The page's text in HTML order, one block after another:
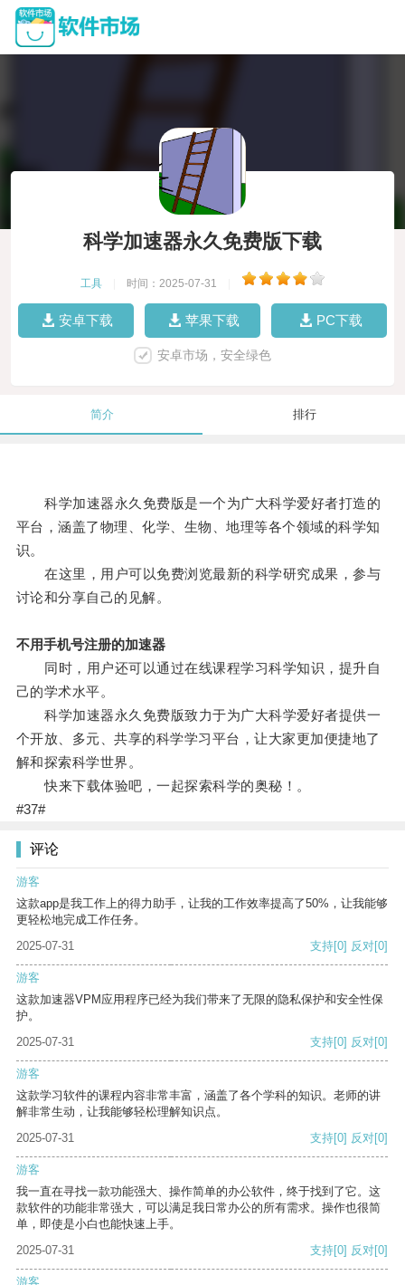
科学加速器永久免费版下载
工具 时间：2025-07-31
安卓下载 苹果下载 PC下载
安卓市场，安全绿色
简介 排行
科学加速器永久免费版是一个为广大科学爱好者打造的
平台，涵盖了物理、化学、生物、地理等各个领域的科学知
识。
在这里，用户可以免费浏览最新的科学研究成果，参与
讨论和分享自己的见解。
不用手机号注册的加速器
同时，用户还可以通过在线课程学习科学知识，提升自
己的学术水平。
科学加速器永久免费版致力于为广大科学爱好者提供一
个开放、多元、共享的科学学习平台，让大家更加便捷地了
解和探索科学世界。
快来下载体验吧，一起探索科学的奥秘！。
#37#
评论
游客
这款app是我工作上的得力助手，让我的工作效率提高了50%，让我能够
更轻松地完成工作任务。
2025-07-31
支持[0] 反对[0]
游客
这款加速器VPM应用程序已经为我们带来了无限的隐私保护和安全性保
护。
2025-07-31
支持[0] 反对[0]
游客
这款学习软件的课程内容非常丰富，涵盖了各个学科的知识。老师的讲
解非常生动，让我能够轻松理解知识点。
2025-07-31
支持[0] 反对[0]
游客
我一直在寻找一款功能强大、操作简单的办公软件，终于找到了它。这
款软件的功能非常强大，可以满足我日常办公的所有需求。操作也很简
单，即使是小白也能快速上手。
2025-07-31
支持[0] 反对[0]
游客